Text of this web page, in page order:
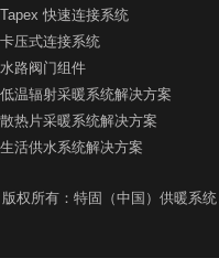
Tapex 快速连接系统
卡压式连接系统
水路阀门组件
低温辐射采暖系统解决方案
散热片采暖系统解决方案
生活供水系统解决方案
版权所有：特固（中国）供暖系统